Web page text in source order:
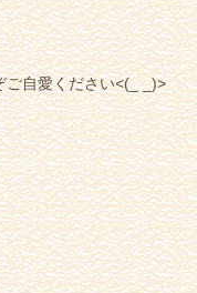
ご自愛ください<(_ _)>